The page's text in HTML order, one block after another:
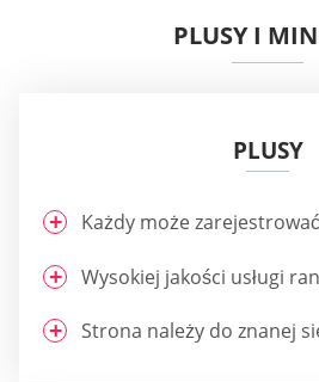
PLUSY I
PLUSY
Każdy może
Wysokiej jakości usługi
Strona należy do znanej